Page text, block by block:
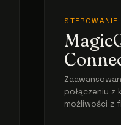
STEROWANIE
połączeniu z
możliwości z